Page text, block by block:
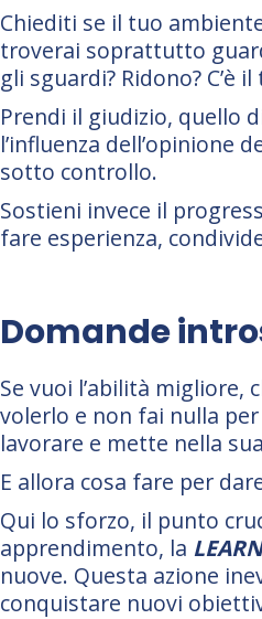
Chiediti se il tuo
troverai soprattutto
gli sguardi? Ridono? C’è
Prendi il giudizio, quello
l’influenza dell’opinione
sotto controllo.
Sostieni invece il
fare esperienza,
Domande
Se vuoi l’abilità
volerlo e non fai nulla
lavorare e mette nella
E allora cosa fare per
Qui lo sforzo, il punto
apprendimento, la
nuove. Questa azione
conquistare nuovi